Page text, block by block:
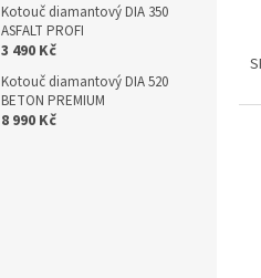
Kotouč diamantový DIA 350
ASFALT PROFI
3 490 Kč
Kotouč diamantový DIA 520
BETON PREMIUM
8 990 Kč